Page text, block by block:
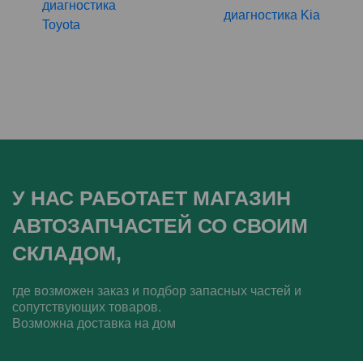
У НАС РАБОТАЕТ МАГАЗИН
АВТОЗАПЧАСТЕЙ СО СВОИМ
СКЛАДОМ,
где возможен заказ и подбор запасных частей и
сопутствующих товаров.
Возможна доставка на дом